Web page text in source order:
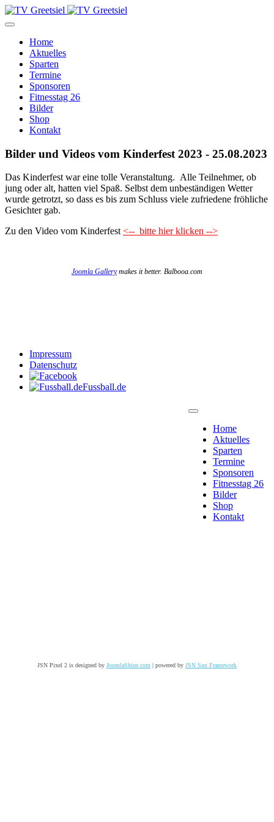
Home
Aktuelles
Sparten
Termine
Sponsoren
Fitnesstag 26
Bilder
Shop
Kontakt
Bilder und Videos vom Kinderfest 2023 - 25.08.2023
Das Kinderfest war eine tolle Veranstaltung. Alle Teilnehmer, ob
jung oder alt, hatten viel Spaß. Selbst dem unbeständigen Wetter
wurde getrotzt, so dass es bis zum Schluss viele zufriedene fröhliche
Gesichter gab.
Zu den Video vom Kinderfest<-- bitte hier klicken -->
Joomla Gallerymakes it better. Balbooa.com
Impressum
Datenschutz
Fussball.de
Home
Aktuelles
Sparten
Termine
Sponsoren
Fitnesstag 26
Bilder
Shop
Kontakt
JSN Pixel 2 is designed by JoomlaShine.com | powered by JSN Sun Framework